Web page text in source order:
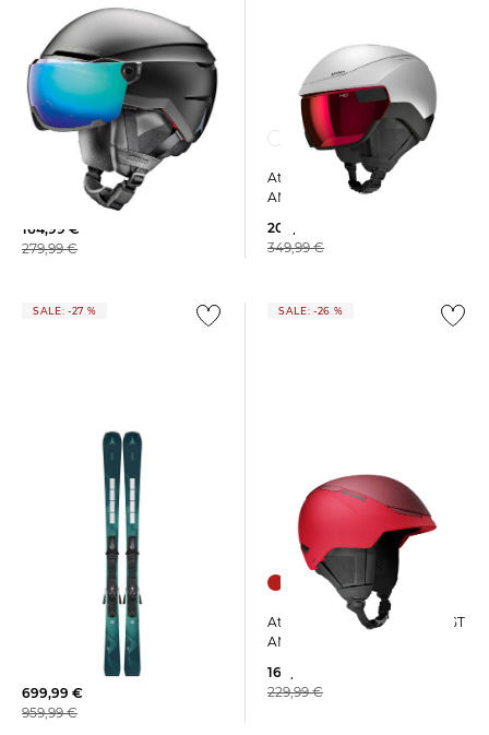
VISOR HD
164,99 €
279,99 €
Atomic | Helm REVENT GT
AMID VISOR HD
204,15 €
349,99 €
SALE: -27 %
CLOUD Q14 REVOSHOCK S +
699,99 €
959,99 €
SALE: -26 %
Atomic | Skihelm REVENT GT
AMID
169,99 €
229,99 €